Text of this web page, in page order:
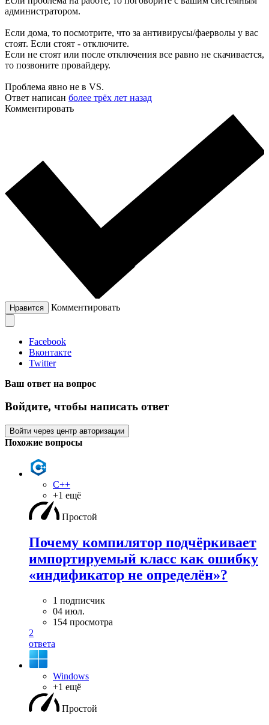
администратором.
Если дома, то посмотрите, что за антивирусы/фаерволы у вас
стоят. Если стоят - отключите.
Если не стоят или после отключения все равно не скачивается,
то позвоните провайдеру.
Проблема явно не в VS.
Ответ написан более трёх лет назад
Комментировать
Нравится Комментировать
Facebook
Вконтакте
Twitter
Ваш ответ на вопрос
Войдите, чтобы написать ответ
Войти через центр авторизации
Похожие вопросы
C++
+1 ещё
Простой
Почему компилятор подчёркивает
импортируемый класс как ошибку
«индификатор не определён»?
1 подписчик
04 июл.
154 просмотра
2
ответа
Windows
+1 ещё
Простой